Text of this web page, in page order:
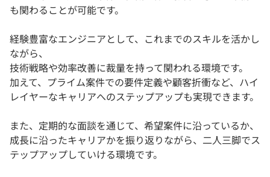
も関わることが可能です。
経験豊富なエンジニアとして、これまでのスキルを活かし
ながら、
技術戦略や効率改善に裁量を持って関われる環境です。
加えて、プライム案件での要件定義や顧客折衝など、ハイ
レイヤーなキャリアへのステップアップも実現できます。
また、定期的な面談を通じて、希望案件に沿っているか、
成長に沿ったキャリアかを振り返りながら、二人三脚でス
テップアップしていける環境です。